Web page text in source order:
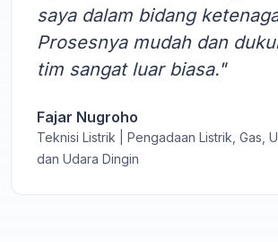
saya dalam bidang
Prosesnya mudah dan
tim sangat luar biasa."
Fajar Nugroho
Teknisi Listrik | Pengadaan Listrik, Gas,
dan Udara Dingin